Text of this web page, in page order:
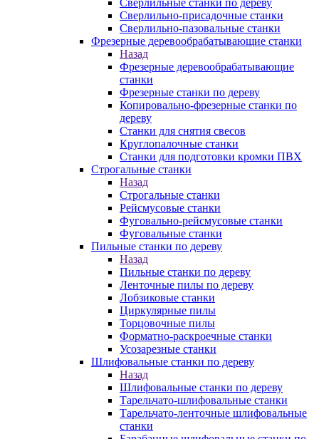
Сверлильные станки по дереву
Сверлильно-присадочные станки
Сверлильно-пазовальные станки
Фрезерные деревообрабатывающие станки
Назад
Фрезерные деревообрабатывающие
станки
Фрезерные станки по дереву
Копировально-фрезерные станки по
дереву
Станки для снятия свесов
Круглопалочные станки
Станки для подготовки кромки ПВХ
Строгальные станки
Назад
Строгальные станки
Рейсмусовые станки
Фуговально-рейсмусовые станки
Фуговальные станки
Пильные станки по дереву
Назад
Пильные станки по дереву
Ленточные пилы по дереву
Лобзиковые станки
Циркулярные пилы
Торцовочные пилы
Форматно-раскроечные станки
Усозарезные станки
Шлифовальные станки по дереву
Назад
Шлифовальные станки по дереву
Тарельчато-шлифовальные станки
Тарельчато-ленточные шлифовальные
станки